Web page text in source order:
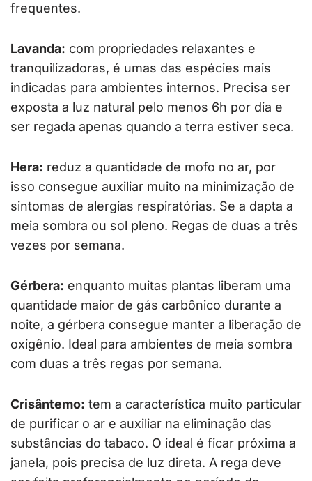
frequentes.
Lavanda: com propriedades relaxantes e
tranquilizadoras, é umas das espécies mais
indicadas para ambientes internos. Precisa ser
exposta a luz natural pelo menos 6h por dia e
ser regada apenas quando a terra estiver seca.
Hera: reduz a quantidade de mofo no ar, por
isso consegue auxiliar muito na minimização de
sintomas de alergias respiratórias. Se a dapta a
meia sombra ou sol pleno. Regas de duas a três
vezes por semana.
Gérbera: enquanto muitas plantas liberam uma
quantidade maior de gás carbônico durante a
noite, a gérbera consegue manter a liberação de
oxigênio. Ideal para ambientes de meia sombra
com duas a três regas por semana.
Crisântemo: tem a característica muito particular
de purificar o ar e auxiliar na eliminação das
substâncias do tabaco. O ideal é ficar próxima a
janela, pois precisa de luz direta. A rega deve